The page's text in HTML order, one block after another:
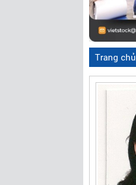
Trang chủ